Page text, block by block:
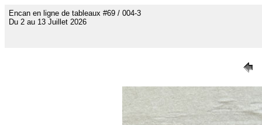
Encan en ligne de tableaux #69 / 004-3
Du 2 au 13 Juillet 2026